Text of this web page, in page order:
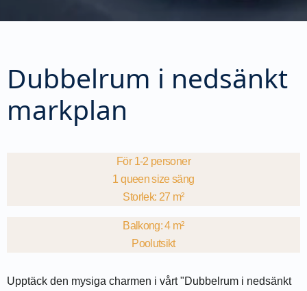
Dubbelrum i nedsänkt
markplan
För 1-2 personer
1 queen size säng
Storlek: 27 m²
Balkong: 4 m²
Poolutsikt
Upptäck den mysiga charmen i vårt "Dubbelrum i nedsänkt